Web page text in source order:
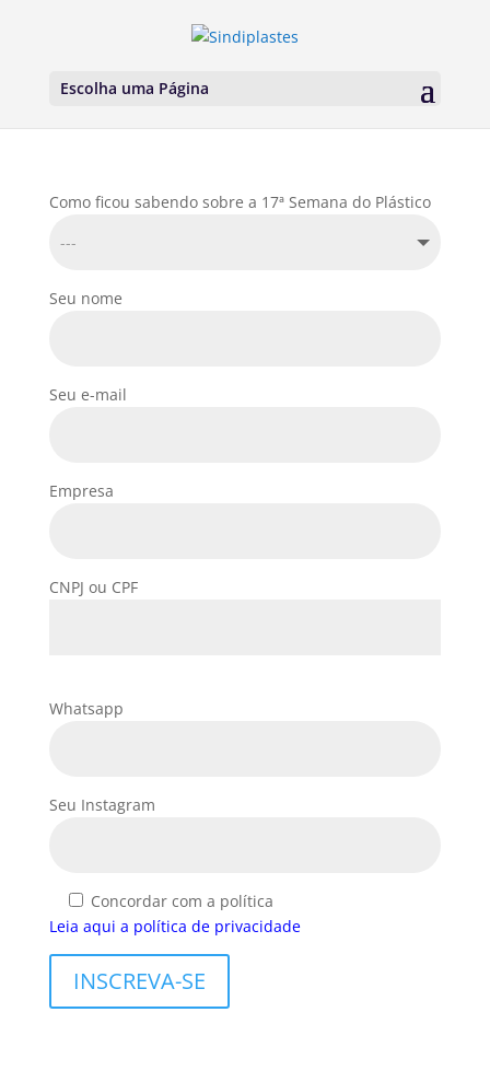
Escolha uma Página
Como ficou sabendo sobre a 17ª Semana do Plástico
Seu nome
Seu e-mail
Empresa
CNPJ ou CPF
Whatsapp
Seu Instagram
Concordar com a política
Leia aqui a política de privacidade
INSCREVA-SE